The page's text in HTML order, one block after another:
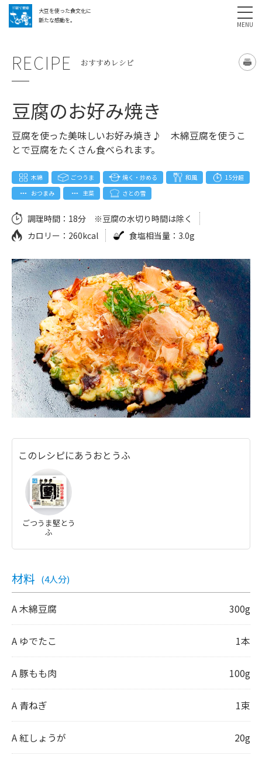
大豆を使った食文化に
新たな感動を。
採用情報
RECIPE おすすめレシピ
豆腐のお好み焼き
豆腐を使った美味しいお好み焼き♪ 木綿豆腐を使うこ
とで豆腐をたくさん食べられます。
木綿 ごつうま 焼く・炒める 和風
15分超
おつまみ
主菜 さとの雪
調理時間： 18分 ※豆腐の水切り時間は除く
カロリー： 260kcal 食塩相当量： 3.0g
このレシピにあうおとうふ
ごつうま堅とう
ふ
材料 (4人分)
A 木綿豆腐 300g
A ゆでたこ 1本
A 豚もも肉 100g
A 青ねぎ 1束
A 紅しょうが 20g